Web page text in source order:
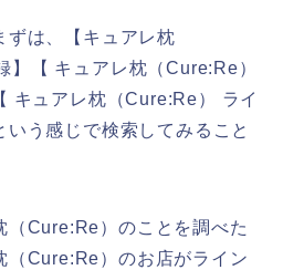
ずは、【キュアレ枕
】【 キュアレ枕（Cure:Re）
キュアレ枕（Cure:Re） ライ
いう感じで検索してみること
（Cure:Re）のことを調べた
（Cure:Re）のお店がライン